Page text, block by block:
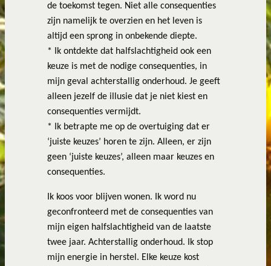
de toekomst tegen. Niet alle consequenties
zijn namelijk te overzien en het leven is
altijd een sprong in onbekende diepte.
*
Ik ontdekte dat halfslachtigheid ook een
keuze is met de nodige consequenties, in
mijn geval achterstallig onderhoud. Je geeft
alleen jezelf de illusie dat je niet kiest en
consequenties vermijdt.
* Ik betrapte me op de overtuiging dat er
‘juiste keuzes’ horen te zijn. Alleen, er zijn
geen ‘juiste keuzes’, alleen maar keuzes en
consequenties.
Ik koos voor blijven wonen. Ik word nu
geconfronteerd met de consequenties van
mijn eigen halfslachtigheid van de laatste
twee jaar. Achterstallig onderhoud. Ik stop
mijn energie in herstel. Elke keuze kost